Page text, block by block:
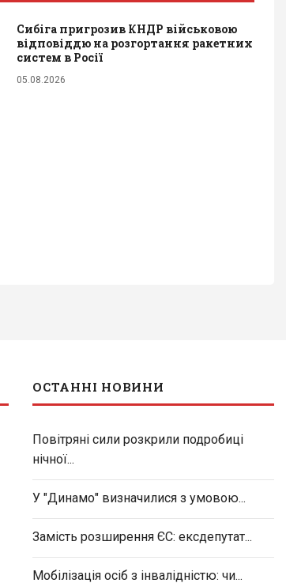
Сибіга пригрозив КНДР військовою
відповіддю на розгортання ракетних
систем в Росії
05.08.2026
ОСТАННІ НОВИНИ
Повітряні сили розкрили подробиці
нічної...
У "Динамо" визначилися з умовою...
Замість розширення ЄС: ексдепутат...
Мобілізація осіб з інвалідністю: чи...